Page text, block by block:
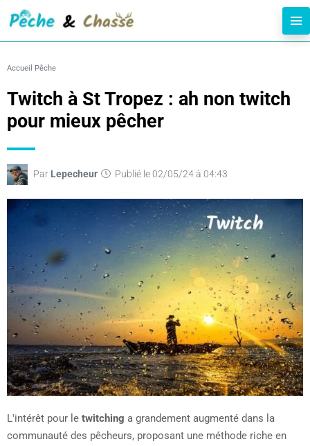
Accueil Pêche
Twitch à St Tropez : ah non twitch
pour mieux pêcher
Par Lepecheur Publié le 02/05/24 à 04:43
L'intérêt pour le twitching a grandement augmenté dans la
communauté des pêcheurs, proposant une méthode riche en